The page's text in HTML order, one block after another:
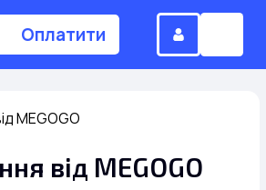
Оплатити
84-34
від MEGOGO